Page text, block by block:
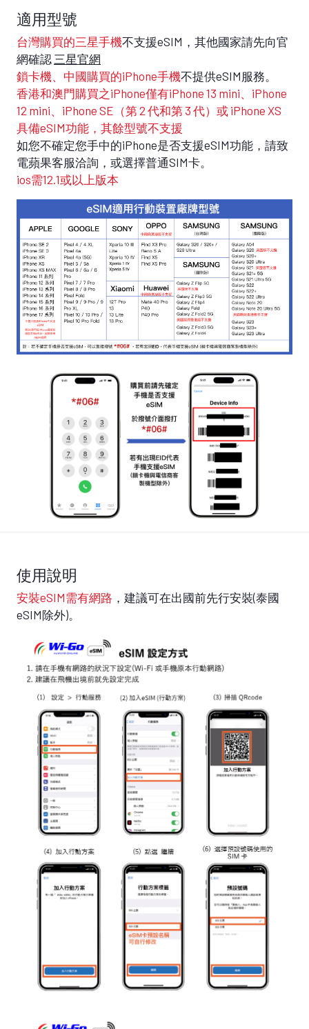
適用型號
台灣購買的三星手機不支援eSIM，其他國家請先向官
網確認 三星官網
鎖卡機、中國購買的iPhone手機不提供eSIM服務。
香港和澳門購買之iPhone僅有iPhone 13 mini、iPhone
12 mini、iPhone SE（第 2 代和第 3 代）或 iPhone XS
具備eSIM功能，其餘型號不支援
如您不確定您手中的iPhone是否支援eSIM功能，請致
電蘋果客服洽詢，或選擇普通SIM卡。
ios需12.1或以上版本
使用說明
安裝eSIM需有網路 ，建議可在出國前先行安裝(泰國
eSIM除外)。